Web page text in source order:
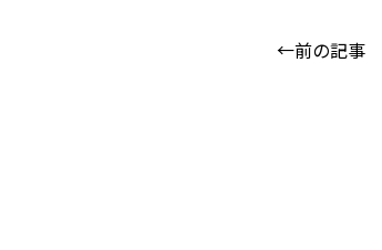
←前の記事